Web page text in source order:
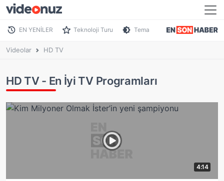
EN YENİLER Teknoloji Turu Tema
Videolar HD TV
HD TV - En İyi TV Programları
4:14